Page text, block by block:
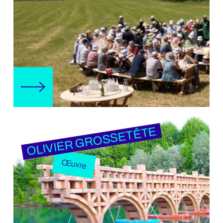
OLIVIER GROSSETÊTE
Œuvre